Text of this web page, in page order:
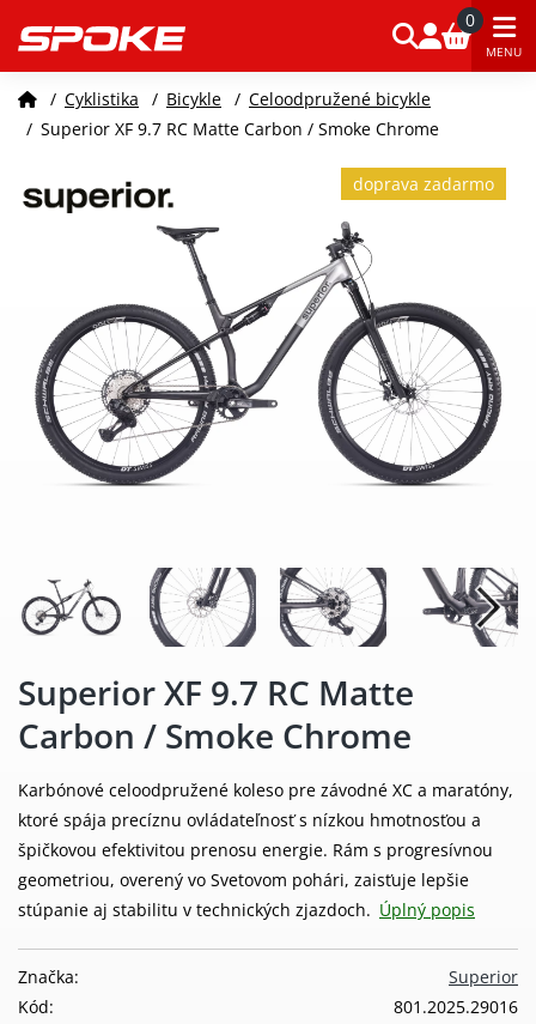
0
MENU
/ Cyklistika / Bicykle / Celoodpružené bicykle
/ Superior XF 9.7 RC Matte Carbon / Smoke Chrome
doprava zadarmo
Superior XF 9.7 RC Matte
Carbon / Smoke Chrome
Karbónové celoodpružené koleso pre závodné XC a maratóny,
ktoré spája precíznu ovládateľnosť s nízkou hmotnosťou a
špičkovou efektivitou prenosu energie. Rám s progresívnou
geometriou, overený vo Svetovom pohári, zaisťuje lepšie
stúpanie aj stabilitu v technických zjazdoch. Úplný popis
Superior
Značka:
801.2025.29016
Kód: